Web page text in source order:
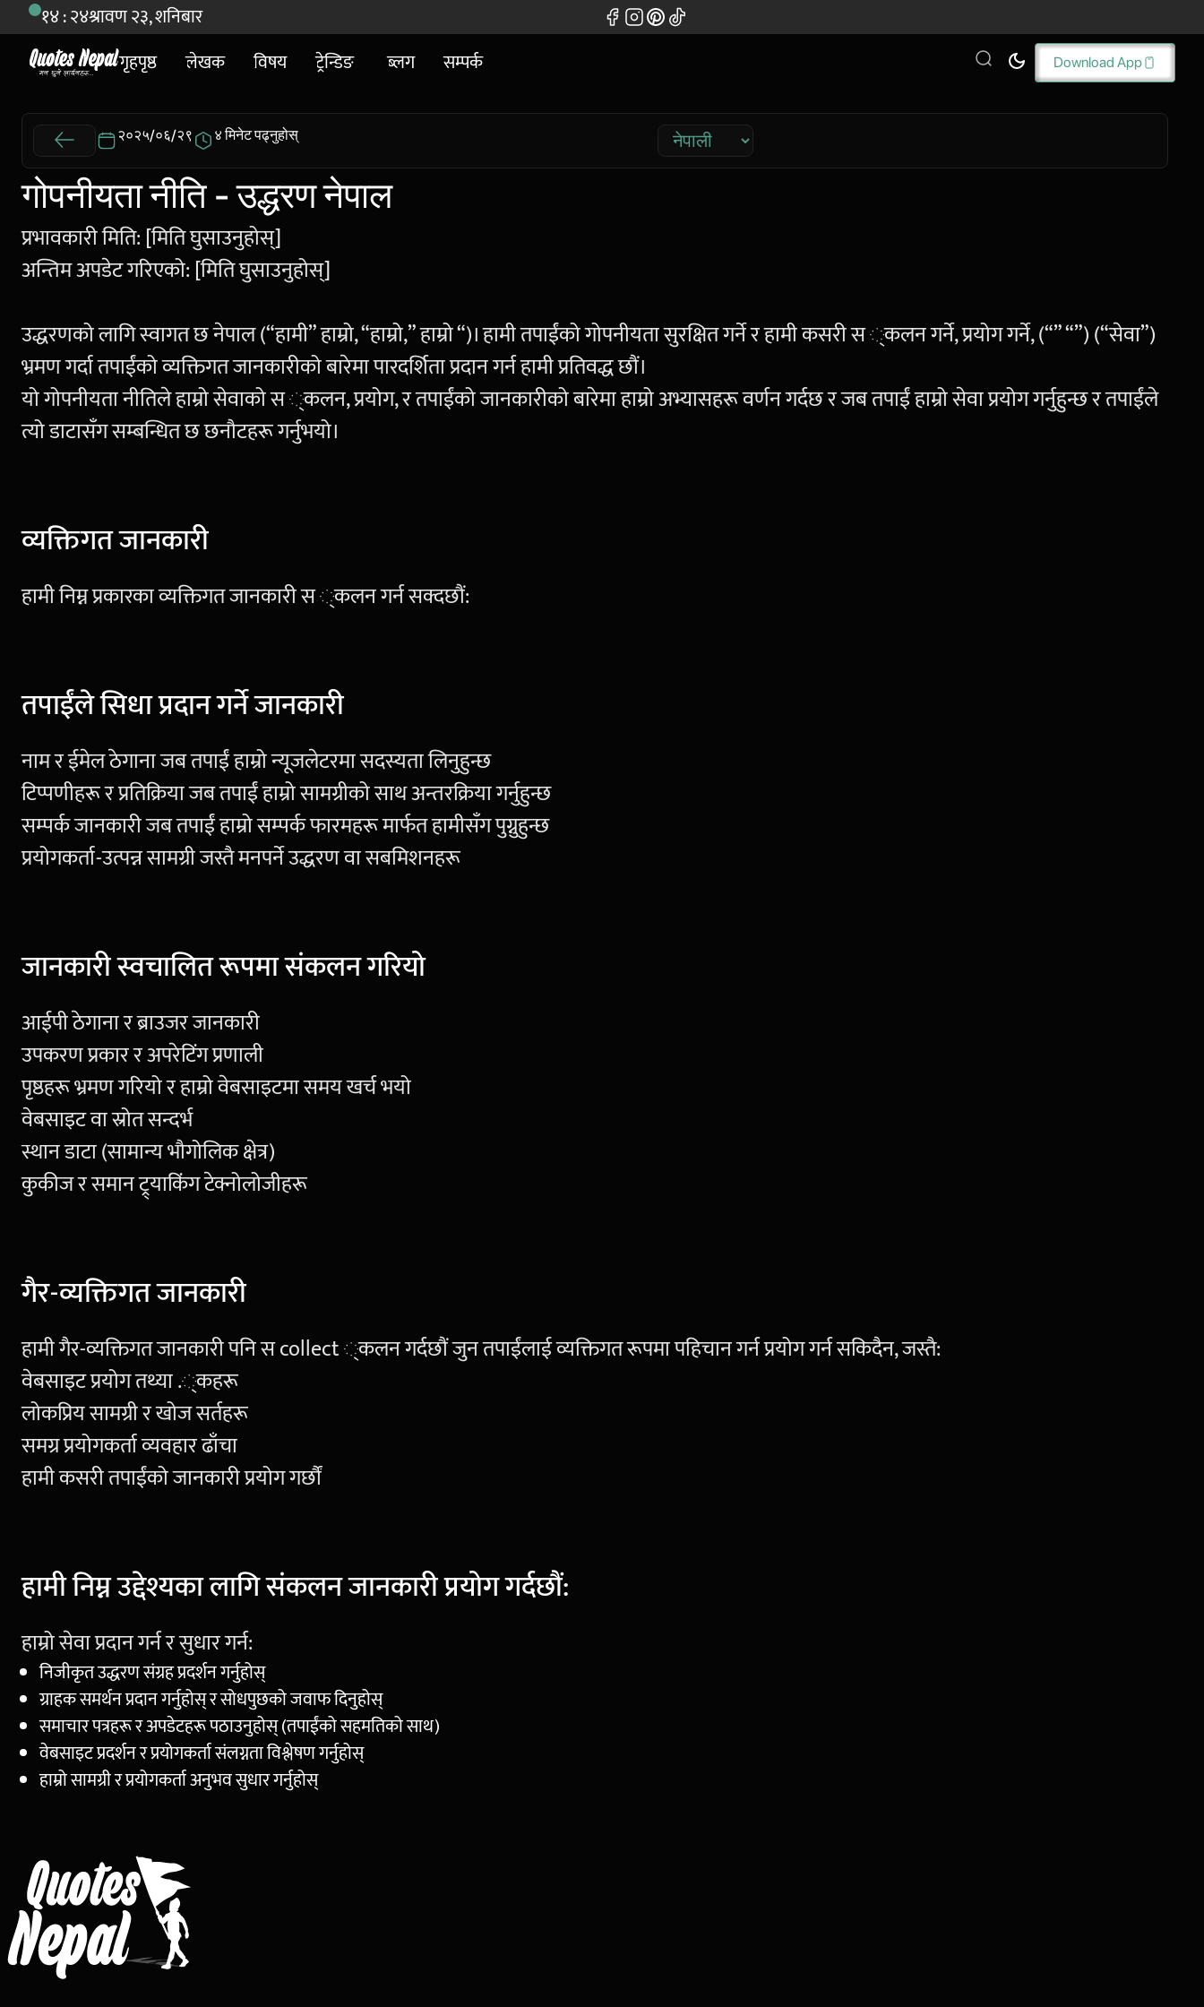
१४ : २४श्रावण २३, शनिबार
गृहपृष्ठ
लेखक विषय ट्रेन्डिङ ब्लग सम्पर्क Download App
२०२५/०६/२९ ४ मिनेट पढ्नुहोस्
गोपनीयता नीति - उद्धरण नेपाल
प्रभावकारी मिति: [मिति घुसाउनुहोस्]
अन्तिम अपडेट गरिएको: [मिति घुसाउनुहोस्]
उद्धरणको लागि स्वागत छ नेपाल (“हामी” हाम्रो, “हाम्रो,” हाम्रो “)। हामी तपाईंको गोपनीयता सुरक्षित गर्ने र हामी कसरी स ्कलन गर्ने, प्रयोग गर्ने, (“” “”) (“सेवा”)
भ्रमण गर्दा तपाईंको व्यक्तिगत जानकारीको बारेमा पारदर्शिता प्रदान गर्न हामी प्रतिवद्ध छौं।
यो गोपनीयता नीतिले हाम्रो सेवाको स ्कलन, प्रयोग, र तपाईंको जानकारीको बारेमा हाम्रो अभ्यासहरू वर्णन गर्दछ र जब तपाईं हाम्रो सेवा प्रयोग गर्नुहुन्छ र तपाईंले
त्यो डाटासँग सम्बन्धित छ छनौटहरू गर्नुभयो।
व्यक्तिगत जानकारी
हामी निम्न प्रकारका व्यक्तिगत जानकारी स ्कलन गर्न सक्दछौं:
तपाईंले सिधा प्रदान गर्ने जानकारी
नाम र ईमेल ठेगाना जब तपाईं हाम्रो न्यूजलेटरमा सदस्यता लिनुहुन्छ
टिप्पणीहरू र प्रतिक्रिया जब तपाईं हाम्रो सामग्रीको साथ अन्तरक्रिया गर्नुहुन्छ
सम्पर्क जानकारी जब तपाईं हाम्रो सम्पर्क फारमहरू मार्फत हामीसँग पुग्नुहुन्छ
प्रयोगकर्ता-उत्पन्न सामग्री जस्तै मनपर्ने उद्धरण वा सबमिशनहरू
जानकारी स्वचालित रूपमा संकलन गरियो
आईपी ​​ठेगाना र ब्राउजर जानकारी
उपकरण प्रकार र अपरेटिंग प्रणाली
पृष्ठहरू भ्रमण गरियो र हाम्रो वेबसाइटमा समय खर्च भयो
वेबसाइट वा स्रोत सन्दर्भ
स्थान डाटा (सामान्य भौगोलिक क्षेत्र)
कुकीज र समान ट्र्याकिंग टेक्नोलोजीहरू
गैर-व्यक्तिगत जानकारी
हामी गैर-व्यक्तिगत जानकारी पनि स collect ्कलन गर्दछौं जुन तपाईंलाई व्यक्तिगत रूपमा पहिचान गर्न प्रयोग गर्न सकिदैन, जस्तै:
वेबसाइट प्रयोग तथ्या .्कहरू
लोकप्रिय सामग्री र खोज सर्तहरू
समग्र प्रयोगकर्ता व्यवहार ढाँचा
हामी कसरी तपाईंको जानकारी प्रयोग गर्छौं
हामी निम्न उद्देश्यका लागि संकलन जानकारी प्रयोग गर्दछौं:
हाम्रो सेवा प्रदान गर्न र सुधार गर्न:
निजीकृत उद्धरण संग्रह प्रदर्शन गर्नुहोस्
ग्राहक समर्थन प्रदान गर्नुहोस् र सोधपुछको जवाफ दिनुहोस्
समाचार पत्रहरू र अपडेटहरू पठाउनुहोस् (तपाईंको सहमतिको साथ)
वेबसाइट प्रदर्शन र प्रयोगकर्ता संलग्नता विश्लेषण गर्नुहोस्
हाम्रो सामग्री र प्रयोगकर्ता अनुभव सुधार गर्नुहोस्